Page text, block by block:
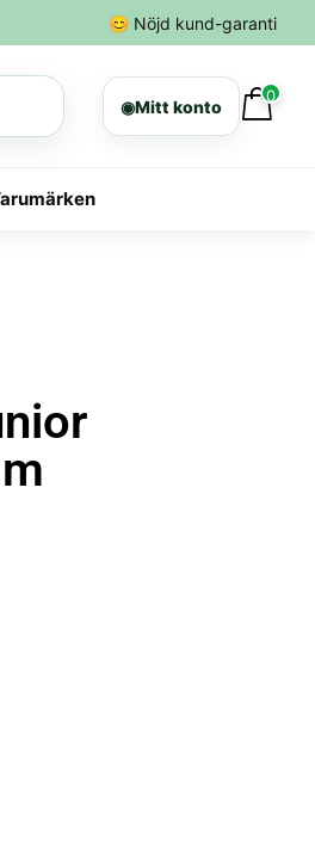
😊 Nöjd kund-garanti
◉Mitt konto
0